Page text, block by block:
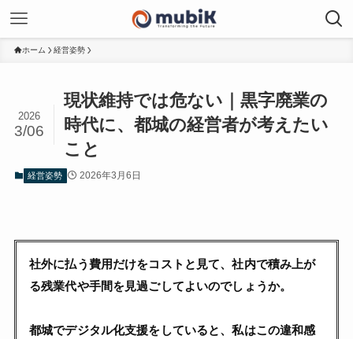
ホーム 経営姿勢
現状維持では危ない｜黒字廃業の
時代に、都城の経営者が考えたい
こと
2026
3/06
経営姿勢 2026年3月6日
社外に払う費用だけをコストと見て、社内で積み上が
る残業代や手間を見過ごしてよいのでしょうか。
都城でデジタル化支援をしていると、私はこの違和感